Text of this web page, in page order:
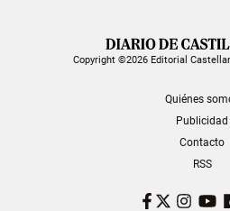
Copyright ©2026 Editorial
Quiénes
Publicidad
Contacto
RSS
Facebook
Twitter